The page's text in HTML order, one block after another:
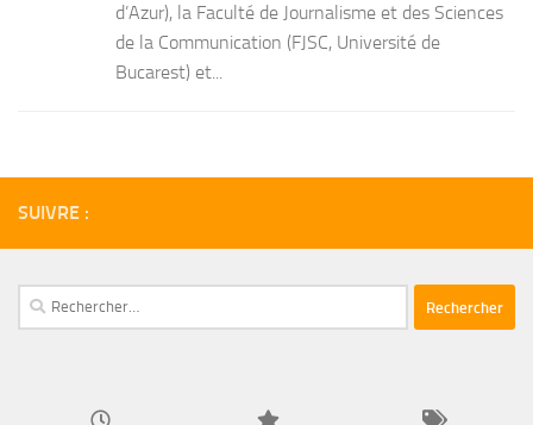
d’Azur), la Faculté de Journalisme et des Sciences
de la Communication (FJSC, Université de
Bucarest) et...
SUIVRE :
Rechercher :